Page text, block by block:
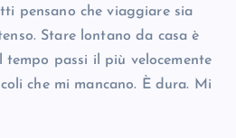
pensano che viaggiare sia
Stare lontano da casa è
passi il più velocemente
che mi mancano. È dura. Mi